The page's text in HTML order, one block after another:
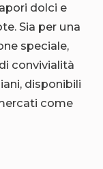
dolci e
Sia per una
speciale,
convivialità
disponibili
come